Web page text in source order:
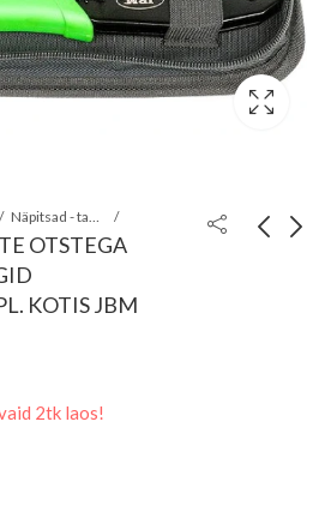
OTSTEGA
KOTIS JBM5-OS. NÄPITSATE JA
2tk laos!